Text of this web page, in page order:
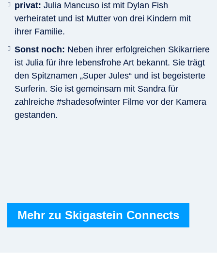
privat: Julia Mancuso ist mit Dylan Fish
verheiratet und ist Mutter von drei Kindern mit
ihrer Familie.
Sonst noch: Neben ihrer erfolgreichen Skikarriere
ist Julia für ihre lebensfrohe Art bekannt. Sie trägt
den Spitznamen „Super Jules“ und ist begeisterte
Surferin. Sie ist gemeinsam mit Sandra für
zahlreiche #shadesofwinter Filme vor der Kamera
gestanden.
Mehr zu Skigastein Connects